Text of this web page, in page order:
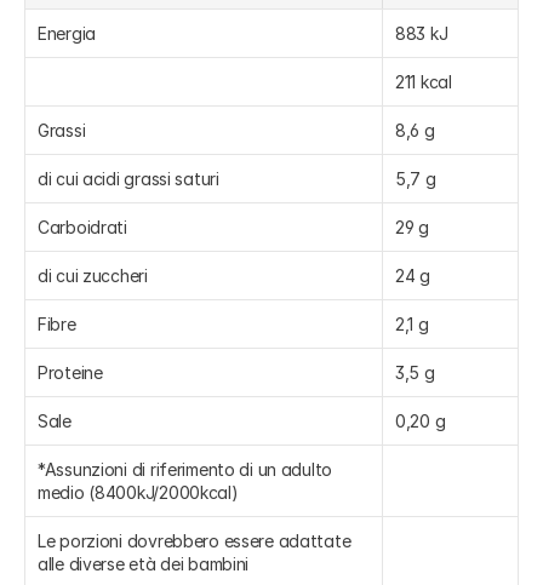
Energia 883 kJ
211 kcal
Grassi 8,6 g
di cui acidi grassi saturi 5,7 g
Carboidrati 29 g
di cui zuccheri 24 g
Fibre 2,1 g
Proteine 3,5 g
Sale 0,20 g
*Assunzioni di riferimento di un adulto
medio (8400kJ/2000kcal)
Le porzioni dovrebbero essere adattate
alle diverse età dei bambini